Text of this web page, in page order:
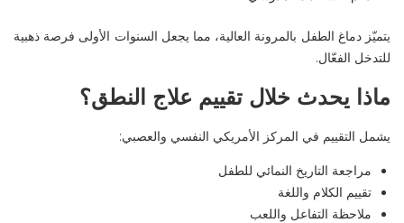
يتميّز دماغ الطفل بالمرونة العالية، مما يجعل السنوات الأولى فرصة ذهبية
للتدخل الفعّال.
ماذا يحدث خلال تقييم علاج النطق؟
يشمل التقييم في المركز الأمريكي النفسي والعصبي:
مراجعة التاريخ النمائي للطفل
تقييم الكلام واللغة
ملاحظة التفاعل واللعب